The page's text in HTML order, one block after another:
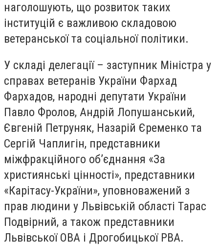
наголошують, що розвиток таких
інституцій є важливою складовою
ветеранської та соціальної політики.
У складі делегації – заступник Міністра у
справах ветеранів України Фархад
Фархадов, народні депутати України
Павло Фролов, Андрій Лопушанський,
Євгеній Петруняк, Назарій Єременко та
Сергій Чаплигін, представники
міжфракційного об’єднання «За
християнські цінності», представники
«Карітасу-України», уповноважений з
прав людини у Львівській області Тарас
Подвірний, а також представники
Львівської ОВА і Дрогобицької РВА.